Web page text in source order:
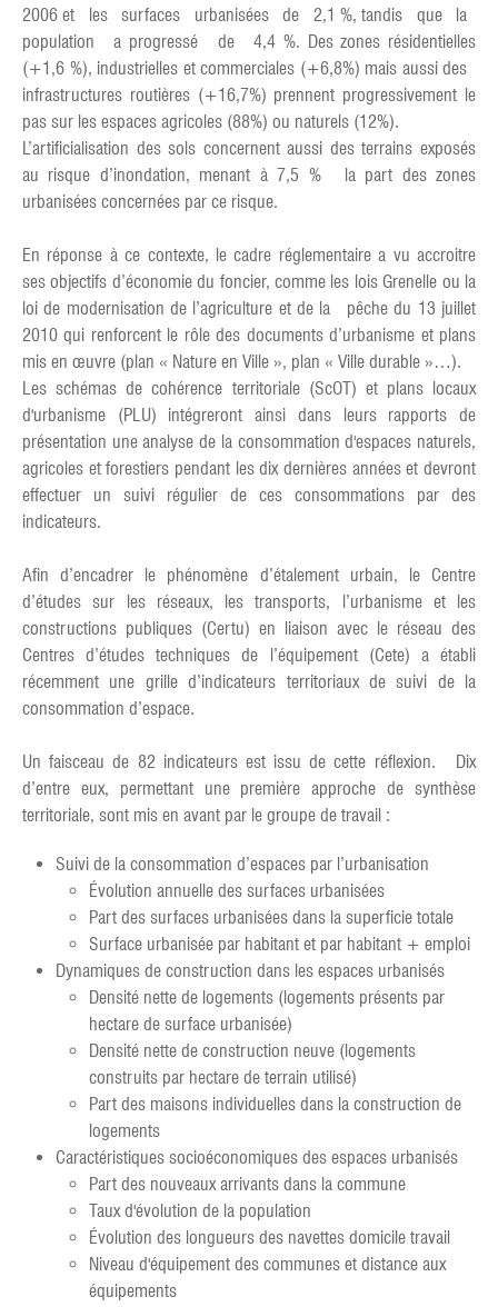
2006 et les surfaces urbanisées de 2,1 %, tandis que la
population a progressé de 4,4 %. Des zones résidentielles
(+1,6 %), industrielles et commerciales (+6,8%) mais aussi des
infrastructures routières (+16,7%) prennent progressivement le
pas sur les espaces agricoles (88%) ou naturels (12%).
L’artificialisation des sols concernent aussi des terrains exposés
au risque d’inondation, menant à 7,5 % la part des zones
urbanisées concernées par ce risque.
En réponse à ce contexte, le cadre réglementaire a vu accroitre
ses objectifs d’économie du foncier, comme les lois Grenelle ou la
loi de modernisation de l’agriculture et de la pêche du 13 juillet
2010 qui renforcent le rôle des documents d’urbanisme et plans
mis en œuvre (plan « Nature en Ville », plan « Ville durable »…).
Les schémas de cohérence territoriale (ScOT) et plans locaux
d'urbanisme (PLU) intégreront ainsi dans leurs rapports de
présentation une analyse de la consommation d'espaces naturels,
agricoles et forestiers pendant les dix dernières années et devront
effectuer un suivi régulier de ces consommations par des
indicateurs.
Afin d’encadrer le phénomène d’étalement urbain, le Centre
d’études sur les réseaux, les transports, l’urbanisme et les
constructions publiques (Certu) en liaison avec le réseau des
Centres d’études techniques de l’équipement (Cete) a établi
récemment une grille d’indicateurs territoriaux de suivi de la
consommation d’espace.
Un faisceau de 82 indicateurs est issu de cette réflexion. Dix
d’entre eux, permettant une première approche de synthèse
territoriale, sont mis en avant par le groupe de travail :
Suivi de la consommation d’espaces par l’urbanisation
Évolution annuelle des surfaces urbanisées
Part des surfaces urbanisées dans la superficie totale
Surface urbanisée par habitant et par habitant + emploi
Dynamiques de construction dans les espaces urbanisés
Densité nette de logements (logements présents par
hectare de surface urbanisée)
Densité nette de construction neuve (logements
construits par hectare de terrain utilisé)
Part des maisons individuelles dans la construction de
logements
Caractéristiques socioéconomiques des espaces urbanisés
Part des nouveaux arrivants dans la commune
Taux d'évolution de la population
Évolution des longueurs des navettes domicile travail
Niveau d'équipement des communes et distance aux
équipements